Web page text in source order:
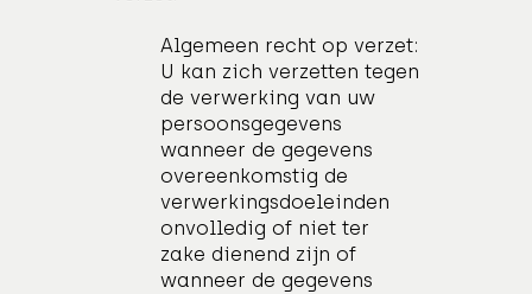
Algemeen recht op verzet:
U kan zich verzetten tegen
de verwerking van uw
persoonsgegevens
wanneer de gegevens
overeenkomstig de
verwerkingsdoeleinden
onvolledig of niet ter
zake dienend zijn of
wanneer de gegevens